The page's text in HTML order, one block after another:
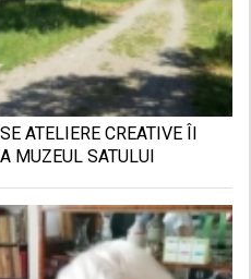
ATELIERE CREATIVE ÎI
MUZEUL SATULUI